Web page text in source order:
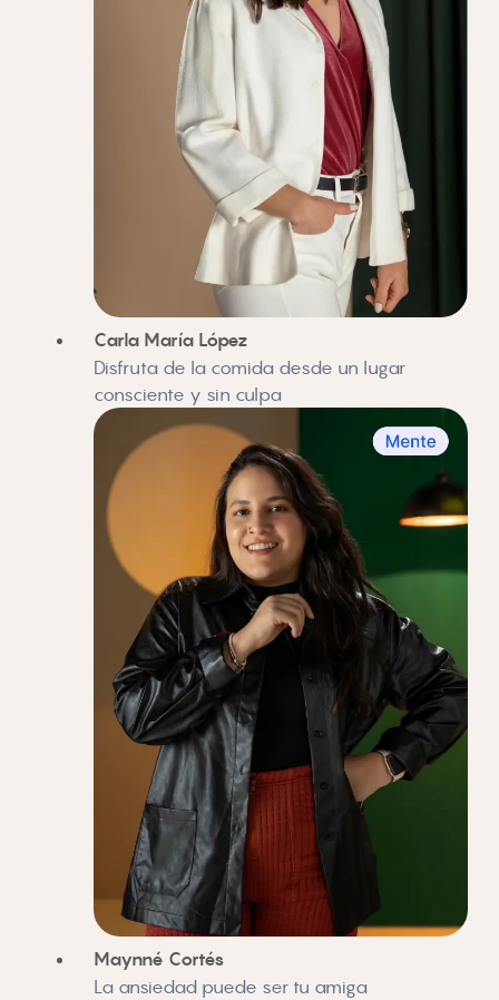
Carla María López
Disfruta de la comida desde un lugar
consciente y sin culpa
Maynné Cortés
La ansiedad puede ser tu amiga